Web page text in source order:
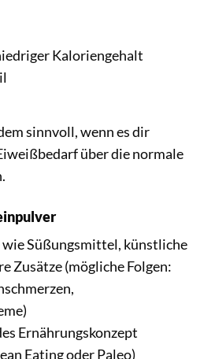
Kaloriengehalt
sinnvoll, wenn es dir
über die normale
Süßungsmittel, künstliche
Zusätze (mögliche Folgen:
Ernährungskonzept
Eating oder Paleo)